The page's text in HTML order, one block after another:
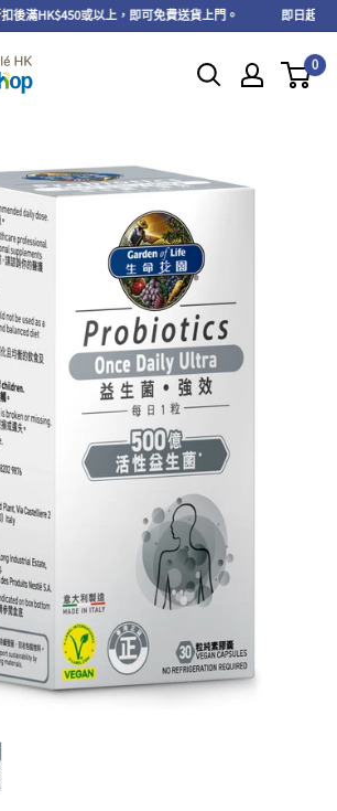
滿HK$450或以上，即可免費送貨上門。 即日起至
0